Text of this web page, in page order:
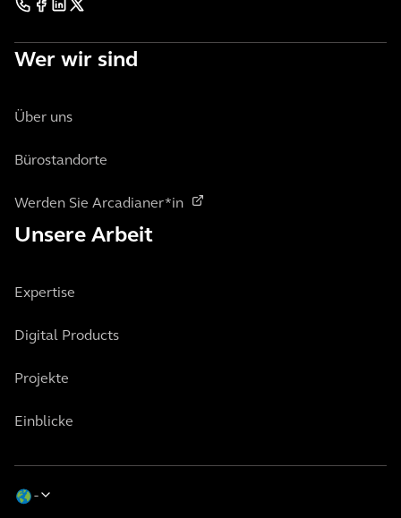
Wer wir sind
Über uns
Bürostandorte
Werden Sie Arcadianer*in
Unsere Arbeit
Expertise
Digital Products
Projekte
Einblicke